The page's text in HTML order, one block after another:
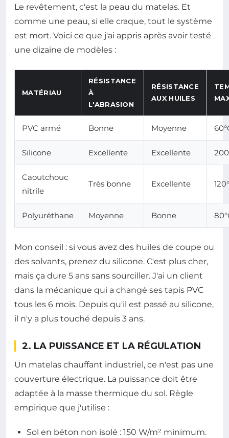
Le revêtement, c'est la peau du matelas. Et
comme une peau, si elle craque, tout le système
est mort. Voici ce que j'ai appris après avoir testé
une dizaine de modèles :
MATÉRIAU
RÉSISTANCE
À
L'ABRASION
RÉSISTANCE
AUX HUILES
PVC armé Bonne Moyenne
Silicone Excellente Excellente
Caoutchouc
nitrile
Très bonne Excellente
Polyuréthane Moyenne Bonne
Mon conseil : si vous avez des huiles de coupe ou
des solvants, prenez du silicone. C'est plus cher,
mais ça dure 5 ans sans sourciller. J'ai un client
dans la mécanique qui a changé ses tapis PVC
tous les 6 mois. Depuis qu'il est passé au silicone,
il n'y a plus touché depuis 3 ans.
2. LA PUISSANCE ET LA RÉGULATION
Un matelas chauffant industriel, ce n'est pas une
couverture électrique. La puissance doit être
adaptée à la masse thermique du sol. Règle
empirique que j'utilise :
Sol en béton non isolé : 150 W/m² minimum.